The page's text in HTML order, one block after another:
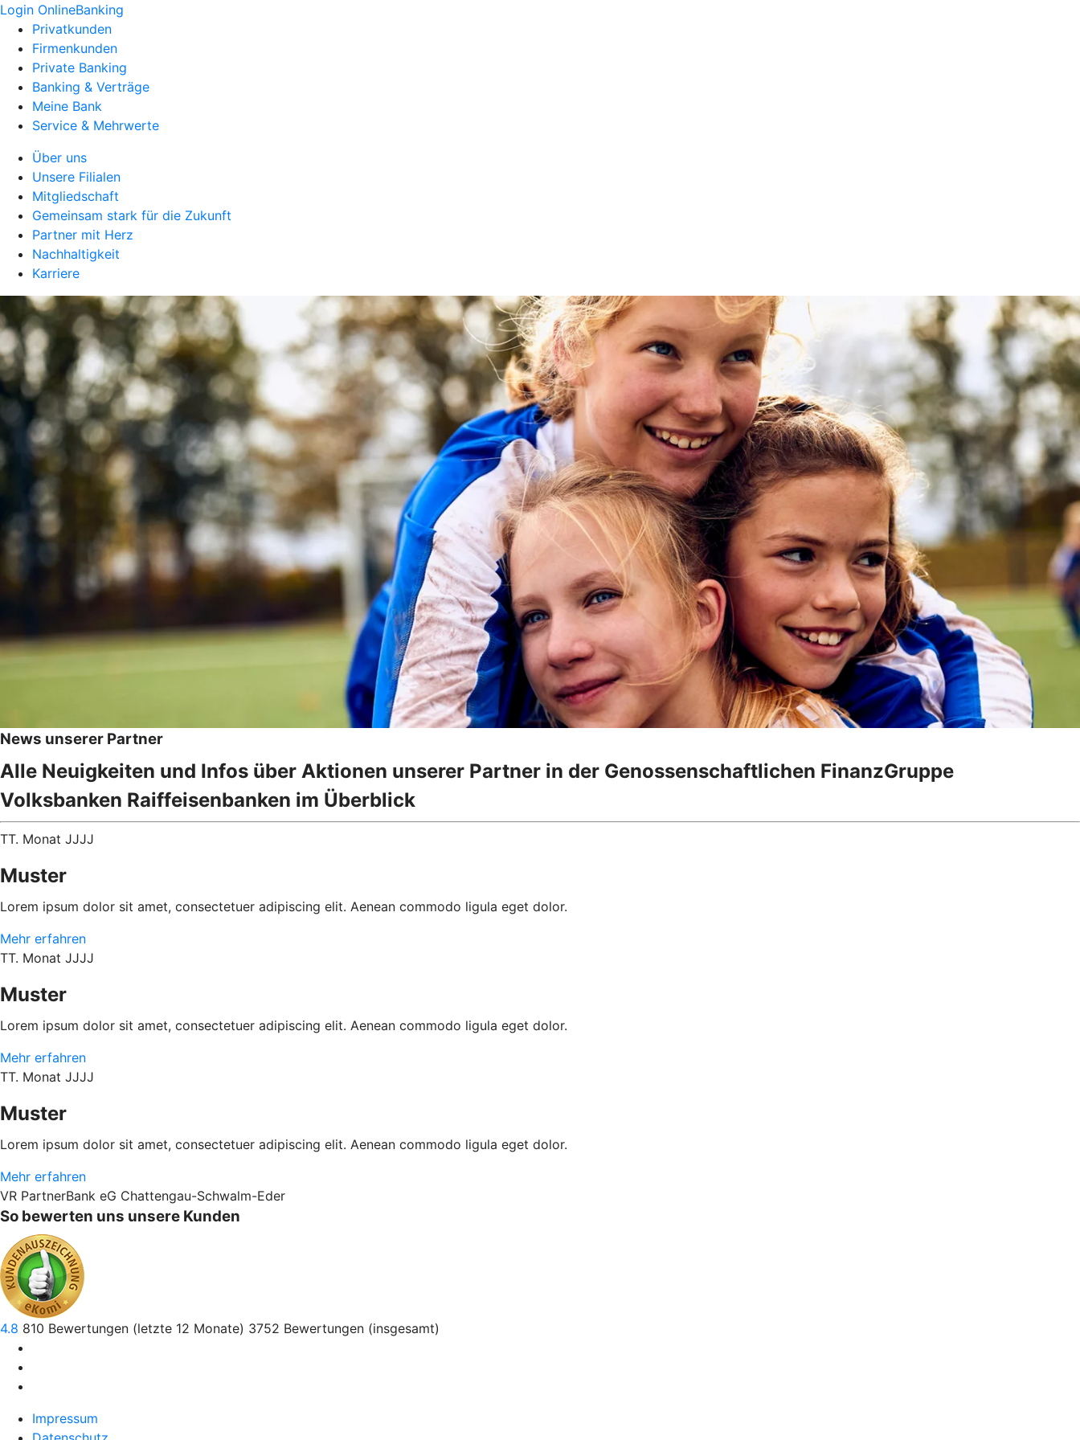
Login OnlineBanking
Privatkunden
Firmenkunden
Private Banking
Banking & Verträge
Meine Bank
Service & Mehrwerte
Über uns
Unsere Filialen
Mitgliedschaft
Gemeinsam stark für die Zukunft
Partner mit Herz
Nachhaltigkeit
Karriere
News unserer Partner
Alle Neuigkeiten und Infos über Aktionen unserer Partner in der Genossenschaftlichen FinanzGruppe
Volksbanken Raiffeisenbanken im Überblick
TT. Monat JJJJ
Muster
Lorem ipsum dolor sit amet, consectetuer adipiscing elit. Aenean commodo ligula eget dolor.
Mehr erfahren
TT. Monat JJJJ
Muster
Lorem ipsum dolor sit amet, consectetuer adipiscing elit. Aenean commodo ligula eget dolor.
Mehr erfahren
TT. Monat JJJJ
Muster
Lorem ipsum dolor sit amet, consectetuer adipiscing elit. Aenean commodo ligula eget dolor.
Mehr erfahren
VR PartnerBank eG Chattengau-Schwalm-Eder
So bewerten uns unsere Kunden
4.8 810 Bewertungen (letzte 12 Monate) 3752 Bewertungen (insgesamt)
Impressum